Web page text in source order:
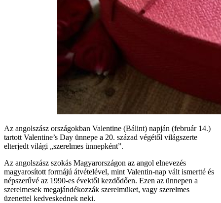
Az angolszász országokban Valentine (Bálint) napján (február 14.)
tartott Valentine’s Day ünnepe a 20. század végétől világszerte
elterjedt világi „szerelmes ünnepként”.
Az angolszász szokás Magyarországon az angol elnevezés
magyarosított formájú átvételével, mint Valentin-nap vált ismertté és
népszerűvé az 1990-es évektől kezdődően. Ezen az ünnepen a
szerelmesek megajándékozzák szerelmüket, vagy szerelmes
üzenettel kedveskednek neki.